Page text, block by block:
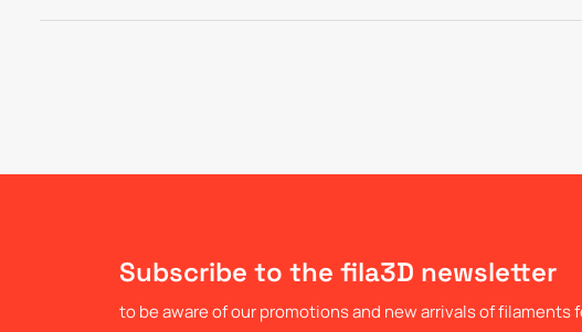
Subscribe to the fila3D newsletter
to be aware of our promotions and new arrivals of filaments